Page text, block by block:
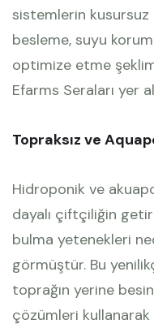
sistemlerin
besleme, suyu
optimize etme
Efarms Seraları yer
Topraksız ve
Hidroponik ve
dayalı çiftçiliğin
bulma yetenekleri
görmüştür. Bu
toprağın yerine
çözümleri